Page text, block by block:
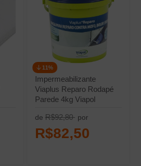
Impermeabilizante
Viaplus Reparo Rodapé
Parede 4kg Viapol
de R$92,80
11%
por
R$82,50